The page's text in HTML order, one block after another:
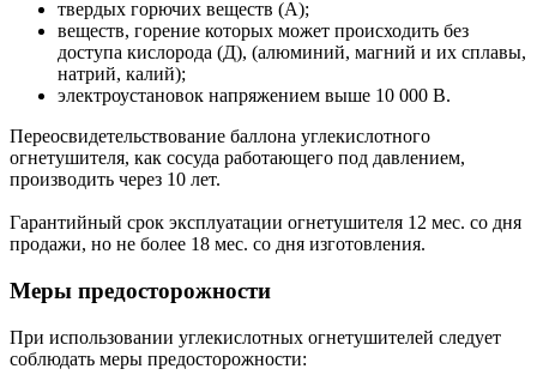
твердых горючих веществ (А);
веществ, горение которых может происходить без
доступа кислорода (Д), (алюминий, магний и их сплавы,
натрий, калий);
электроустановок напряжением выше 10 000 В.
Переосвидетельствование баллона углекислотного
огнетушителя, как сосуда работающего под давлением,
производить через 10 лет.
Гарантийный срок эксплуатации огнетушителя 12 мес. со дня
продажи, но не более 18 мес. со дня изготовления.
Меры предосторожности
При использовании углекислотных огнетушителей следует
соблюдать меры предосторожности: